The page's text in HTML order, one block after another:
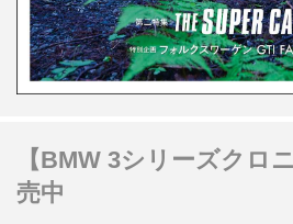
【BMW 3シリーズクロ
売中